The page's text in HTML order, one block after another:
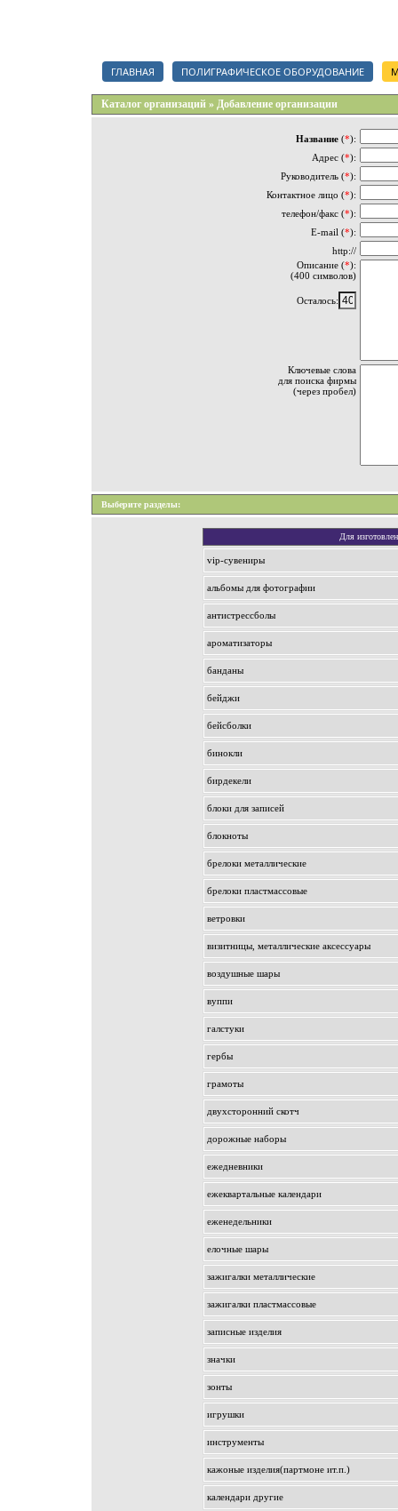
ГЛАВНАЯ ПОЛИГРАФИЧЕСКОЕ ОБОРУДОВАНИЕ
Каталог организаций » Добавление организации
Название(*):
Адрес (*):
Руководитель (*):
Контактное лицо (*):
телефон/факс (*):
E-mail (*):
http://
Описание (*):
(400 символов)
Осталось:
Ключевые слова
для поиска фирмы
(через пробел)
Выберите разделы:
Для
vip-сувениры
альбомы для фотографии
антистрессболы
ароматизаторы
банданы
бейджи
бейсболки
бинокли
бирдекели
блоки для записей
блокноты
брелоки металлические
брелоки пластмассовые
ветровки
визитницы, металлические аксессуары
воздушные шары
вуппи
галстуки
гербы
грамоты
двухсторонний скотч
дорожные наборы
ежедневники
ежеквартальные календари
еженедельники
елочные шары
зажигалки металлические
зажигалки пластмассовые
записные изделия
значки
зонты
игрушки
инструменты
кажоные изделия(партмоне ит.п.)
календари другие